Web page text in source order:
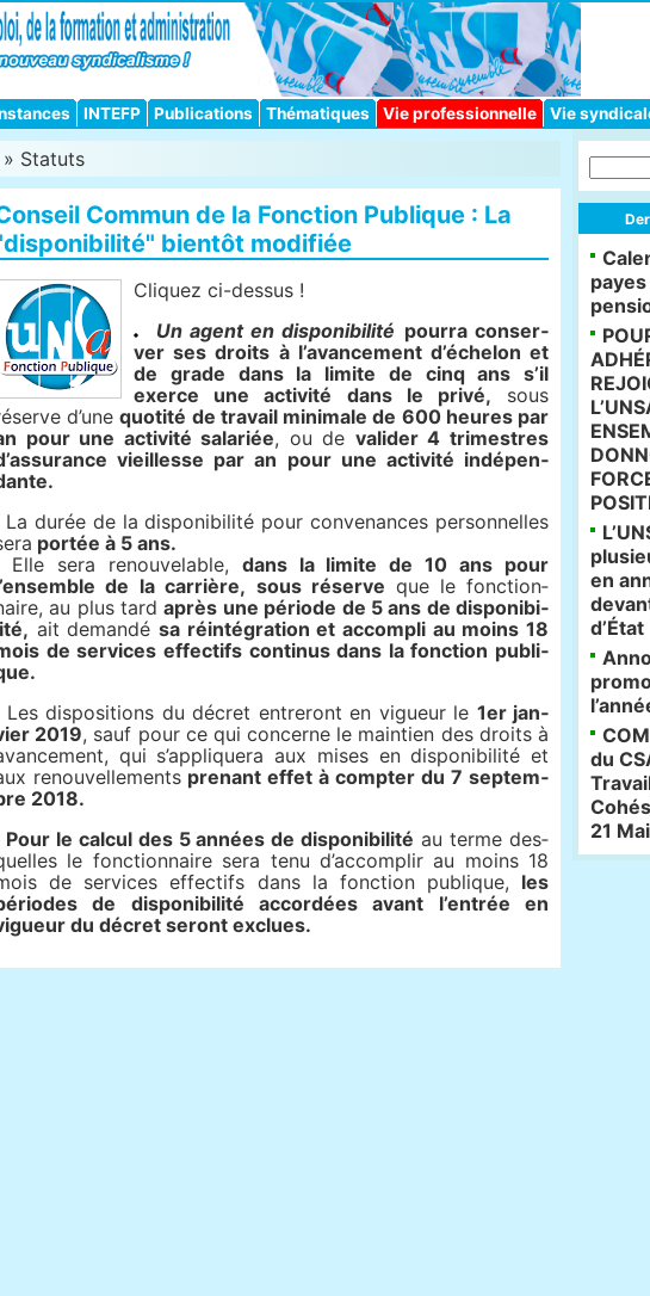
INTEFP Publications Thématiques Vie professionnelle Vie
» Statuts
Commun de la Fonction Publique : La
bien­tôt modi­fiée
Cliquez ci-dessus !
Un agent en dis­po­ni­bi­lité pourra conser­
ver ses droits à l’avan­ce­ment d’échelon et
de grade dans la limite de cinq ans s’il
exerce une acti­vité dans le privé, sous
d’unequo­tité de tra­vail mini­male de 600 heures par
pour une acti­vité sala­riée, ou de vali­der 4 tri­mes­tres
vieillesse par an pour une acti­vité indé­pen­
La durée de la dis­po­ni­bi­lité pour conve­nan­ces per­son­nel­les
portée à 5 ans.
Elle sera renou­ve­la­ble, dans la limite de 10 ans pour
de la car­rière, sous réserve que le fonc­tion­
au plus tardaprès une période de 5 ans de dis­po­ni­bi­
ait demandé sa réin­té­gra­tion et accom­pli au moins 18
de ser­vi­ces effec­tifs conti­nus dans la fonc­tion publi­
Les dis­po­si­tions du décret entre­ront en vigueur le 1er jan­
2019, sauf pour ce qui concerne le main­tien des droits à
qui s’appli­quera aux mises en dis­po­ni­bi­lité et
renou­vel­le­ments pre­nant effet à comp­ter du 7 sep­tem­
2018.
Pour le calcul des 5 années de dis­po­ni­bi­lité au terme des­
le fonc­tion­naire sera tenu d’accom­plir au moins 18
de ser­vi­ces effec­tifs dans la fonc­tion publi­que, les
de dis­po­ni­bi­lité accor­dées avant l’entrée en
du décret seront exclues.
en
d’État
du
21